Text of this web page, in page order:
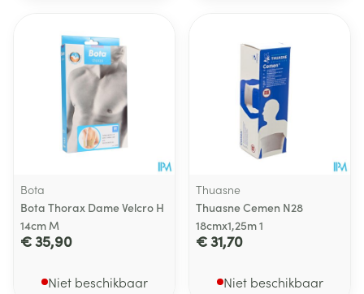
Bota
Bota Thorax Dame Velcro H
14cm M
€ 35,90
Niet beschikbaar
Thuasne
Thuasne Cemen N28
18cmx1,25m 1
€ 31,70
Niet beschikbaar